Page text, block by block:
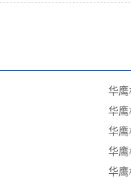
华
华鹰
华
华
华